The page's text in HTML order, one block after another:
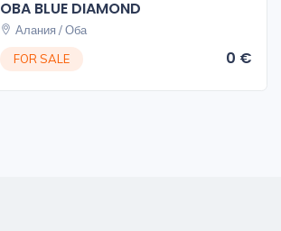
OBA BLUE DIAMOND
Алания / Оба
FOR SALE
0 €